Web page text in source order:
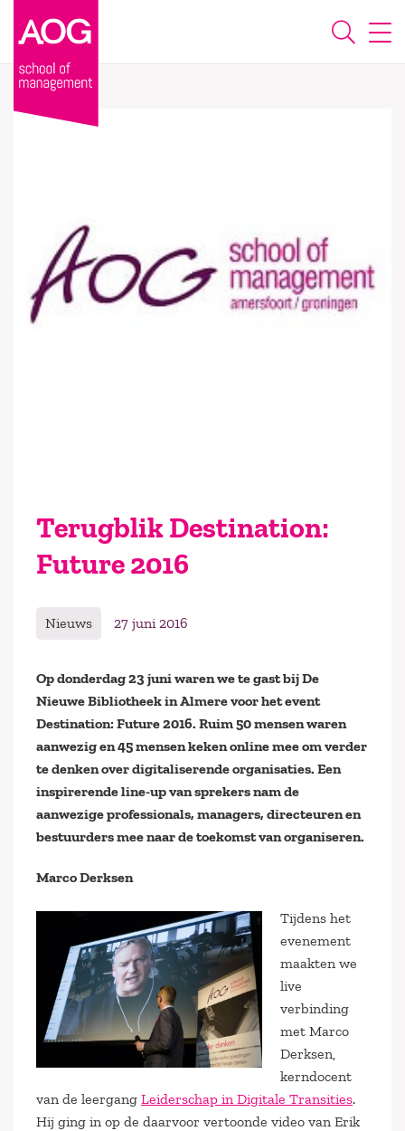
Terugblik Destination:
Future 2016
Nieuws 27 juni 2016
Op donderdag 23 juni waren we te gast bij De
Nieuwe Bibliotheek in Almere voor het event
Destination: Future 2016. Ruim 50 mensen waren
aanwezig en 45 mensen keken online mee om verder
te denken over digitaliserende organisaties. Een
inspirerende line-up van sprekers nam de
aanwezige professionals, managers, directeuren en
bestuurders mee naar de toekomst van organiseren.
Marco Derksen
Tijdens het
evenement
maakten we
live
verbinding
met Marco
Derksen,
kerndocent
van de leergang Leiderschap in Digitale Transities.
Hij ging in op de daarvoor vertoonde video van Erik